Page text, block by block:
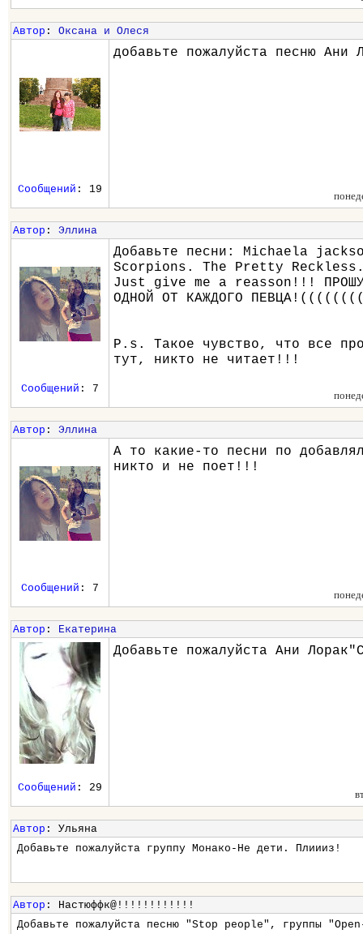
Автор : Оксана и Олеся
добавьте пожалуйста песню Ани
Сообщений : 19
Автор : Эллина
Добавьте песни: Michaela
Scorpions. The Pretty
Just give me a reasson!!!
ОДНОЙ ОТ КАЖДОГО
P.s. Такое чувство, что все
тут, никто не читает!!!
Сообщений : 7
Автор : Эллина
А то какие-то песни по
никто и не поет!!!
Сообщений : 7
Автор : Екатерина
Добавьте пожалуйста Ани
Сообщений : 29
Автор : Ульяна
Добавьте пожалуйста группу Монако-Не дети. Плиииз!
Автор : Настюффк@!!!!!!!!!!!!
Добавьте пожалуйста песню "Stop people",